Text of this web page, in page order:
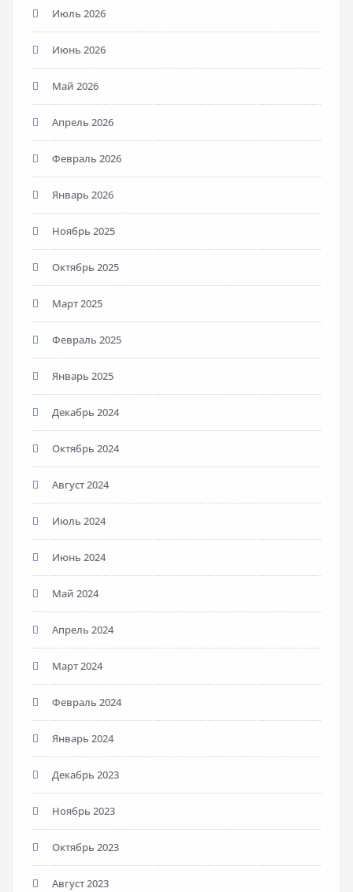
Июль 2026
Июнь 2026
Май 2026
Апрель 2026
Февраль 2026
Январь 2026
Ноябрь 2025
Октябрь 2025
Март 2025
Февраль 2025
Январь 2025
Декабрь 2024
Октябрь 2024
Август 2024
Июль 2024
Июнь 2024
Май 2024
Апрель 2024
Март 2024
Февраль 2024
Январь 2024
Декабрь 2023
Ноябрь 2023
Октябрь 2023
Август 2023